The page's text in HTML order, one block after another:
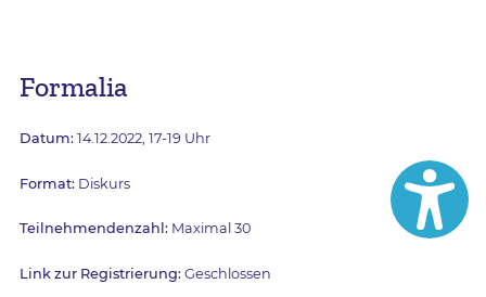
Formalia
Datum: 14.12.2022, 17-19 Uhr
Format:Diskurs
Teilnehmendenzahl:Maximal 30
Link zur Registrierung: Geschlossen